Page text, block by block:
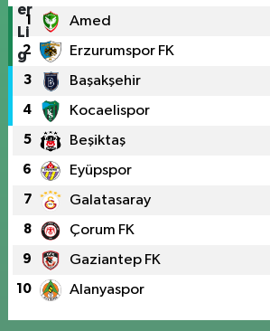
1 Amed
2 Erzurumspor FK
3 Başakşehir
4 Kocaelispor
5 Beşiktaş
6 Eyüpspor
7 Galatasaray
8 Çorum FK
9 Gaziantep FK
10 Alanyaspor